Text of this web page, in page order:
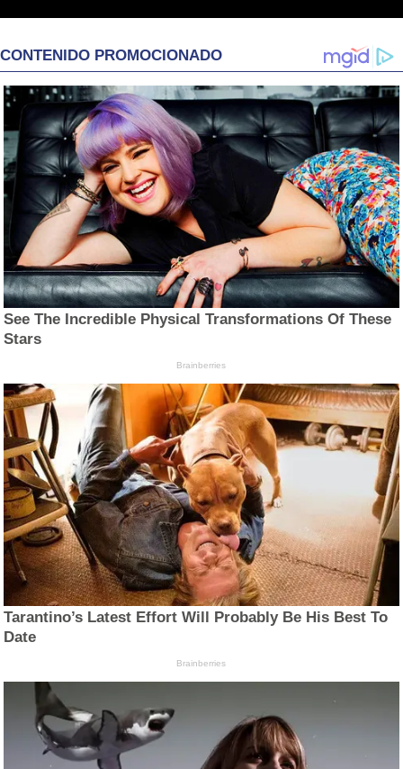
CONTENIDO PROMOCIONADO
See The Incredible Physical Transformations Of These
Stars
Brainberries
Tarantino’s Latest Effort Will Probably Be His Best To
Date
Brainberries